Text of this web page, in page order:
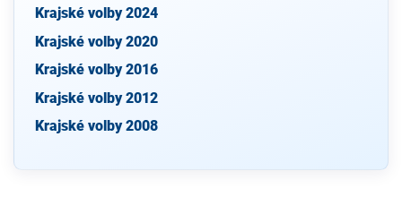
Krajské volby 2024
Krajské volby 2020
Krajské volby 2016
Krajské volby 2012
Krajské volby 2008